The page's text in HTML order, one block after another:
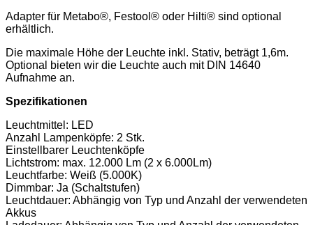
Adapter für Metabo®, Festool® oder Hilti® sind optional
erhältlich.
Die maximale Höhe der Leuchte inkl. Stativ, beträgt 1,6m.
Optional bieten wir die Leuchte auch mit DIN 14640
Aufnahme an.
Spezifikationen
Leuchtmittel: LED
Anzahl Lampenköpfe: 2 Stk.
Einstellbarer Leuchtenköpfe
Lichtstrom: max. 12.000 Lm (2 x 6.000Lm)
Leuchtfarbe: Weiß (5.000K)
Dimmbar: Ja (Schaltstufen)
Leuchtdauer: Abhängig von Typ und Anzahl der verwendeten
Akkus